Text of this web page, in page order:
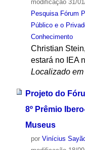
modificação31/
Pesquisa Fórum
Público e o
Conhecimento
Christian
estará no IEA
Localizado em
Projeto do
8º Prêmio
Museus
por Vinícius